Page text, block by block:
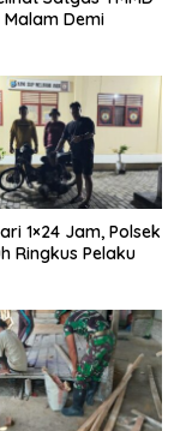
Demi
1×24 Jam, Polsek
Ringkus Pelaku